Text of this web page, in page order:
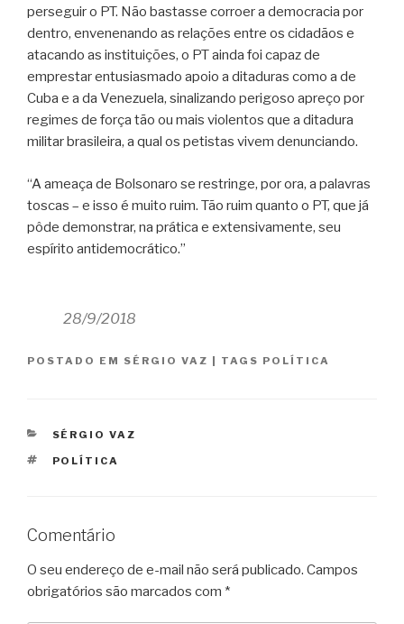
perseguir o PT. Não bastasse corroer a democracia por
dentro, envenenando as relações entre os cidadãos e
atacando as instituições, o PT ainda foi capaz de
emprestar entusiasmado apoio a ditaduras como a de
Cuba e a da Venezuela, sinalizando perigoso apreço por
regimes de força tão ou mais violentos que a ditadura
militar brasileira, a qual os petistas vivem denunciando.
“A ameaça de Bolsonaro se restringe, por ora, a palavras
toscas – e isso é muito ruim. Tão ruim quanto o PT, que já
pôde demonstrar, na prática e extensivamente, seu
espírito antidemocrático.”
28/9/2018
POSTADO EM SÉRGIO VAZ TAGS POLÍTICA
CATEGORIAS
SÉRGIO VAZ
TAGS
POLÍTICA
Comentário
O seu endereço de e-mail não será publicado. Campos
obrigatórios são marcados com *